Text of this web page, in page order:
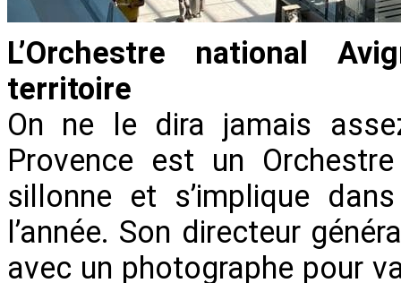
L’Orchestre national
territoire
On ne le dira jamais
Provence est un
sillonne et s’implique
l’année. Son directeur
avec un photographe pour